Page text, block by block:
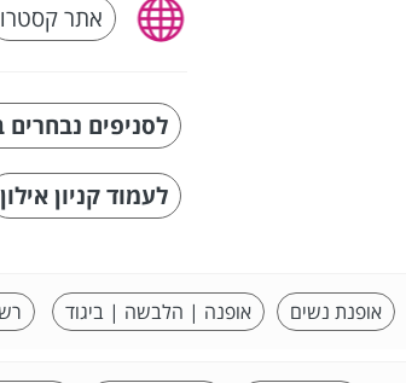
אתר קסטרו
לסניפים נבחרים
לעמוד קניון אילון
אופנת נשים אופנה | הלבשה | ביגוד